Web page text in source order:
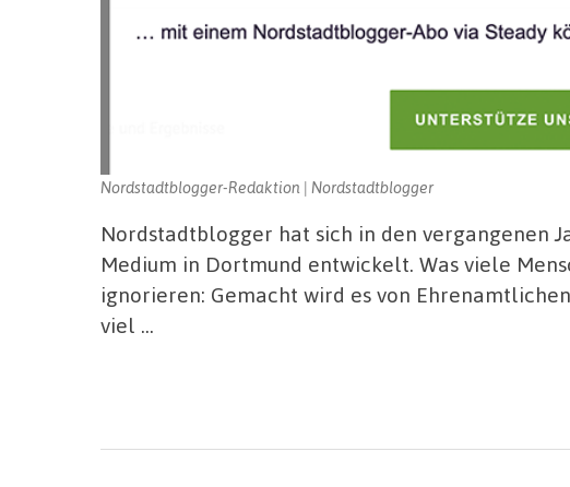
Nordstadtblogger-Redaktion | Nordstadtblogger
Nordstadtblogger hat sich in den vergangenen
Medium in Dortmund entwickelt. Was viele
ignorieren: Gemacht wird es von
viel …